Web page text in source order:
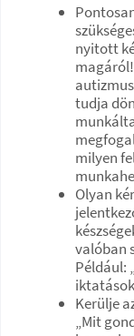
nyitott
tudja
milyen
Olyan
valóban
Például:
Kerülje
„Mit